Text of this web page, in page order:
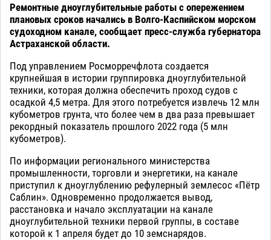
Ремонтные дноуглубительные работы с опережением
плановых сроков начались в Волго-Каспийском морском
судоходном канале, сообщает пресс-служба губернатора
Астраханской области.
Под управлением Росморречфлота создается
крупнейшая в истории группировка дноуглубительной
техники, которая должна обеспечить проход судов с
осадкой 4,5 метра. Для этого потребуется извлечь 12 млн
кубометров грунта, что более чем в два раза превышает
рекордный показатель прошлого 2022 года (5 млн
кубометров).
По информации регионального министерства
промышленности, торговли и энергетики, на канале
приступил к дноуглублению рефулерный землесос «Пётр
Саблин». Одновременно продолжается вывод,
расстановка и начало эксплуатации на канале
дноуглубительной техники первой группы, в составе
которой к 1 апреля будет до 10 земснарядов.